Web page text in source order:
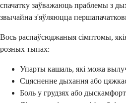
спачатку заўважаюць праблемы з
звычайна з'яўляюцца
Вось распаўсюджаныя сімптомы,
розных тыпах:
Упарты кашаль, які можа
Сцясненне дыхання або
Боль у грудзях або дыскамфорт